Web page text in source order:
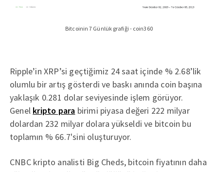
Bitcoinin 7 Günlük grafiği - coin360
Ripple’in XRP’si geçtiğimiz 24 saat içinde % 2.68’lik
olumlu bir artış gösterdi ve baskı anında coin başına
yaklaşık 0.281 dolar seviyesinde işlem görüyor.
Genel kripto para birimi piyasa değeri 222 milyar
dolardan 232 milyar dolara yükseldi ve bitcoin bu
toplamın % 66.7'sini oluşturuyor.
CNBC kripto analisti Big Cheds, bitcoin fiyatının daha